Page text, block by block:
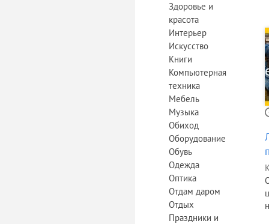
Здоровье и
красота
Интерьер
Искусство
Книги
Компьютерная
техника
Мебель
Музыка
Обиход
Оборудование
Обувь
Одежда
Оптика
Отдам даром
Отдых
Праздники и